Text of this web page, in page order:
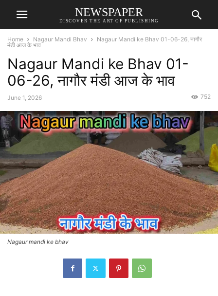
NEWSPAPER
DISCOVER THE ART OF PUBLISHING
Home Nagaur Mandi Bhav
Nagaur Mandi ke Bhav 01-06-26, नागौर
मंडी आज के भाव
Nagaur Mandi ke Bhav 01-
06-26, नागौर मंडी आज के भाव
June 1, 2026 752
Nagaur mandi ke bhav